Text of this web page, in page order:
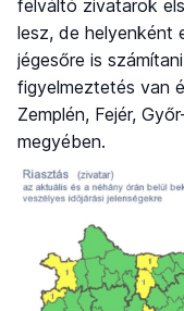
felváltó zivatarok
lesz, de helyenként
jégesőre is
figyelmeztetés van
Zemplén, Fejér,
megyében.